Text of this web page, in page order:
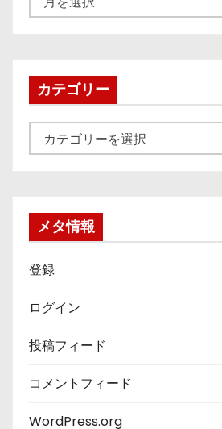
ー
ブカテゴリー
テ
メタ情報
登録
ログイン
投稿フィード
コメントフィード
WordPress.org